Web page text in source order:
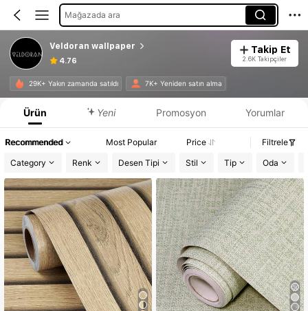
Mağazada ara
Veldoran wallpaper
4.76
Takip Et
2.6K Takipçiler
29K+ Yakın zamanda satıldı 7K+ Yeniden satın alma
Ürün Yeni Promosyon Yorumlar
Recommended Most Popular Price
Filtrele
Category
Renk Desen Tipi Stil Tip Oda